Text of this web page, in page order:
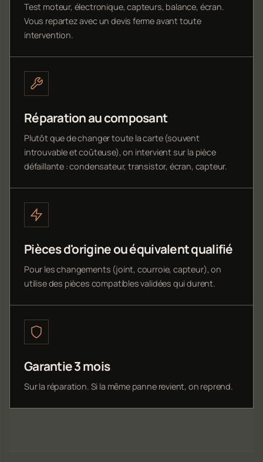
Test moteur, électronique, capteurs, balance, écran.
Vous repartez avec un devis ferme avant toute
intervention.
Réparation au composant
Plutôt que de changer toute la carte (souvent
introuvable et coûteuse), on intervient sur la pièce
défaillante : condensateur, transistor, écran, capteur.
Pièces d'origine ou équivalent qualifié
Pour les changements (joint, courroie, capteur), on
utilise des pièces compatibles validées qui durent.
Garantie 3 mois
Sur la réparation. Si la même panne revient, on reprend.